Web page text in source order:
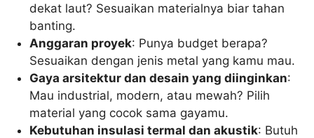
dekat laut? Sesuaikan materialnya biar tahan
banting.
Anggaran proyek: Punya budget berapa?
Sesuaikan dengan jenis metal yang kamu mau.
Gaya arsitektur dan desain yang diinginkan:
Mau industrial, modern, atau mewah? Pilih
material yang cocok sama gayamu.
Kebutuhan insulasi termal dan akustik: Butuh